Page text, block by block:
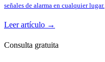
señales de alarma en cualquier lugar.
Leer artículo →
Consulta gratuita